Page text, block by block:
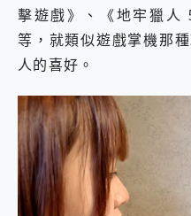
擊遊戲》、《地牢獵人
等，就類似遊戲掌機那
人的喜好。